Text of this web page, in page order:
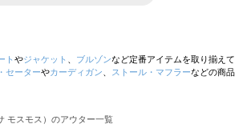
ト やジャケット ブルゾンなど定番アイテムを取り揃えて
セーターやカーディガン ストール・マフラーなどの商品
モスモス）のアウター一覧